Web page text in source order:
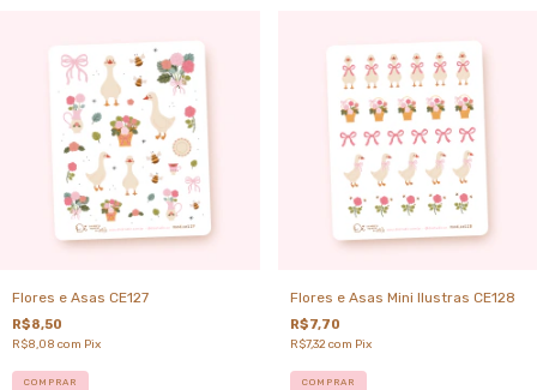
Flores e Asas CE127
R$8,50
R$8,08 com Pix
COMPRAR
Flores e Asas Mini Ilustras CE128
R$7,70
R$7,32com Pix
COMPRAR